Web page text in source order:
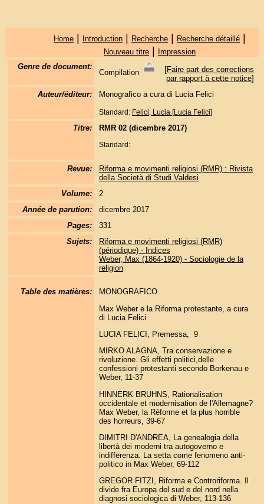
Home| Introduction| Recherche| Recherche détaillé|
Nouveau titre|
Impression
Genre de document:
Compilation [Faire part des corrections
par rapport à cette notice]
Auteur/éditeur:
Monografico a cura di Lucia Felici
Standard: Felici, Lucia [Lucia Felici]
Titre: RMR 02 (dicembre 2017)
Standard:
Revue:
Riforma e movimenti religiosi (RMR) : Rivista
della Società di Studi Valdesi
Volume:
2
Année de parution:
dicembre 2017
Pages:
331
Sujets:
Riforma e movimenti religiosi (RMR)
(périodique) - Indices
Weber, Max (1864-1920) - Sociologie de la
religion
Table des matières:
MONOGRAFICO
Max Weber e la Riforma protestante, a cura
di Lucia Felici
LUCIA FELICI, Premessa, 9
MIRKO ALAGNA, Tra conservazione e
rivoluzione. Gli effetti politici,delle
confessioni protestanti secondo Borkenau e
Weber, 11-37
HINNERK BRUHNS, Rationalisation
occidentale et modernisation de l'Allemagne?
Max Weber, la Réforme et la plus horrible
des horreurs, 39-67
DIMITRI D'ANDREA, La genealogia della
libertà dei moderni tra autogoverno e
indifferenza. La setta come fenomeno anti-
politico in Max Weber, 69-112
GREGOR FITZI, Riforma e Controriforma. Il
divide fra Europa del sud e del nord nella
diagnosi sociologica di Weber, 113-136